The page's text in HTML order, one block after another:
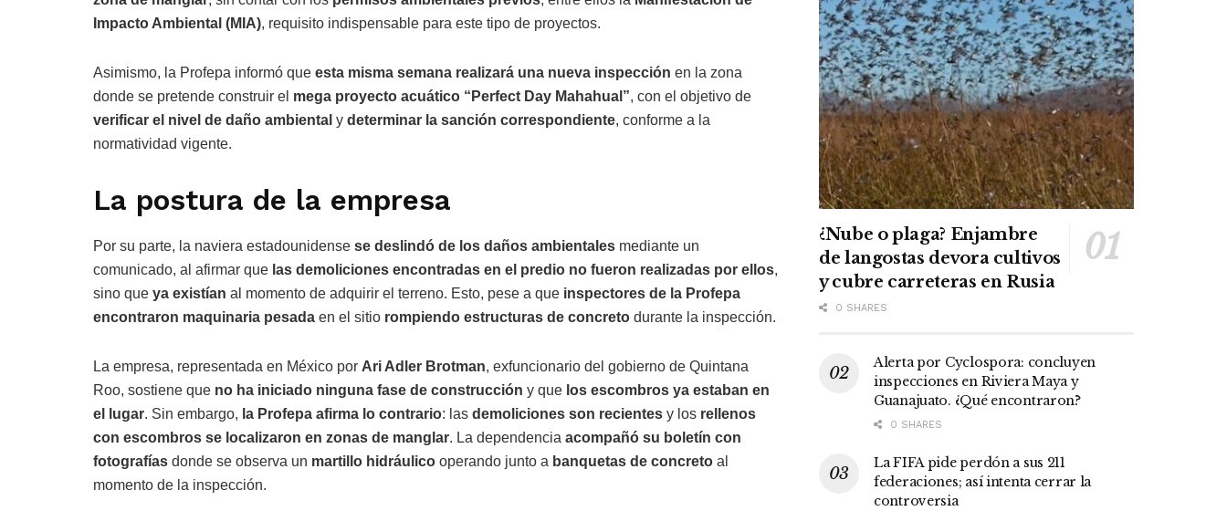
Impacto Ambiental (MIA), requisito indispensable para este tipo de proyectos.
Asimismo, la Profepa informó que esta misma semana realizará una nueva inspección en la zona
donde se pretende construir el mega proyecto acuático “Perfect Day Mahahual”, con el objetivo de
verificar el nivel de daño ambiental y determinar la sanción correspondiente, conforme a la
normatividad vigente.
La postura de la empresa
Por su parte, la naviera estadounidense se deslindó de los daños ambientales mediante un
comunicado, al afirmar que las demoliciones encontradas en el predio no fueron realizadas por ellos,
sino que ya existían al momento de adquirir el terreno. Esto, pese a que inspectores de la Profepa
encontraron maquinaria pesada en el sitio rompiendo estructuras de concreto durante la inspección.
La empresa, representada en México por Ari Adler Brotman, exfuncionario del gobierno de Quintana
Roo, sostiene que no ha iniciado ninguna fase de construcción y que los escombros ya estaban en
el lugar. Sin embargo, la Profepa afirma lo contrario: las demoliciones son recientes y los rellenos
con escombros se localizaron en zonas de manglar. La dependencia acompañó su boletín con
fotografías donde se observa un martillo hidráulico operando junto a banquetas de concreto al
momento de la inspección.
¿Nube o plaga? Enjambre
de langostas devora cultivos
y cubre carreteras en Rusia
0 SHARES
Alerta por Cyclospora: concluyen
inspecciones en Riviera Maya y
Guanajuato. ¿Qué encontraron?
0 SHARES
La FIFA pide perdón a sus 211
federaciones; así intenta cerrar la
controversia